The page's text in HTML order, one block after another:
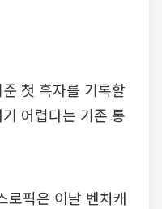
첫 흑자를 기록할
어렵다는 기존 통
로픽은 이날 벤처캐